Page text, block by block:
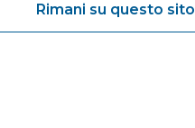
Rimani su questo sito